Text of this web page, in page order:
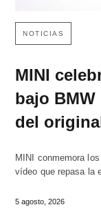
NOTICIAS
MINI
bajo
del
MINI conmemora
vídeo que repasa la
5 agosto, 2026